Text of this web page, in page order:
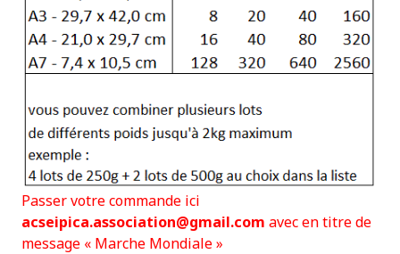
Passer votre commande ici
acseipica.association@gmail.com avec en titre de
message « Marche Mondiale »